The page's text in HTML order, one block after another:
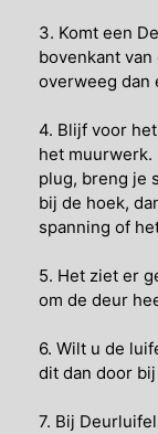
3. Komt een
bovenkant
overweeg dan
4. Blijf voor
het muurwerk.
plug, breng je
bij de hoek,
spanning of
5. Het ziet er
om de deur
6. Wilt u de
dit dan door
7. Bij